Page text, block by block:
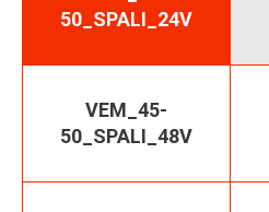
50_SPALI_24V
VEM_45-
50_SPALI_48V